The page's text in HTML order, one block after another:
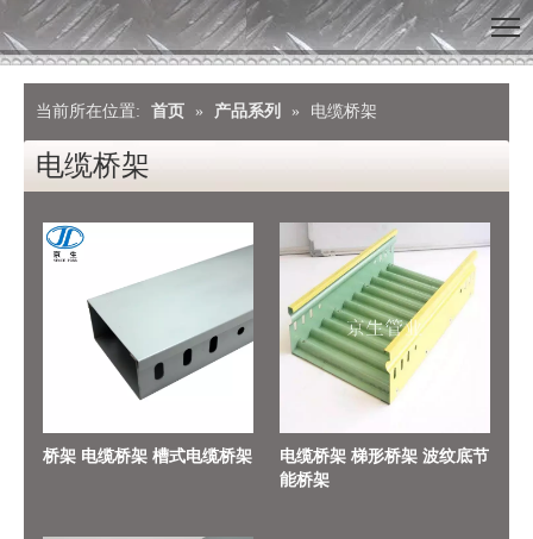
当前所在位置: 首页 » 产品系列 » 电缆桥架
电缆桥架
桥架 电缆桥架 槽式电缆桥架
电缆桥架 梯形桥架 波纹底节
能桥架